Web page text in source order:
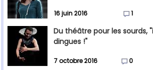
16 juin 2016 1
Du théâtre pour les sourds,
dingues !"
7 octobre 2016 0